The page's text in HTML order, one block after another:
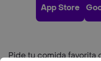
App Store
Pide tu comida favorita